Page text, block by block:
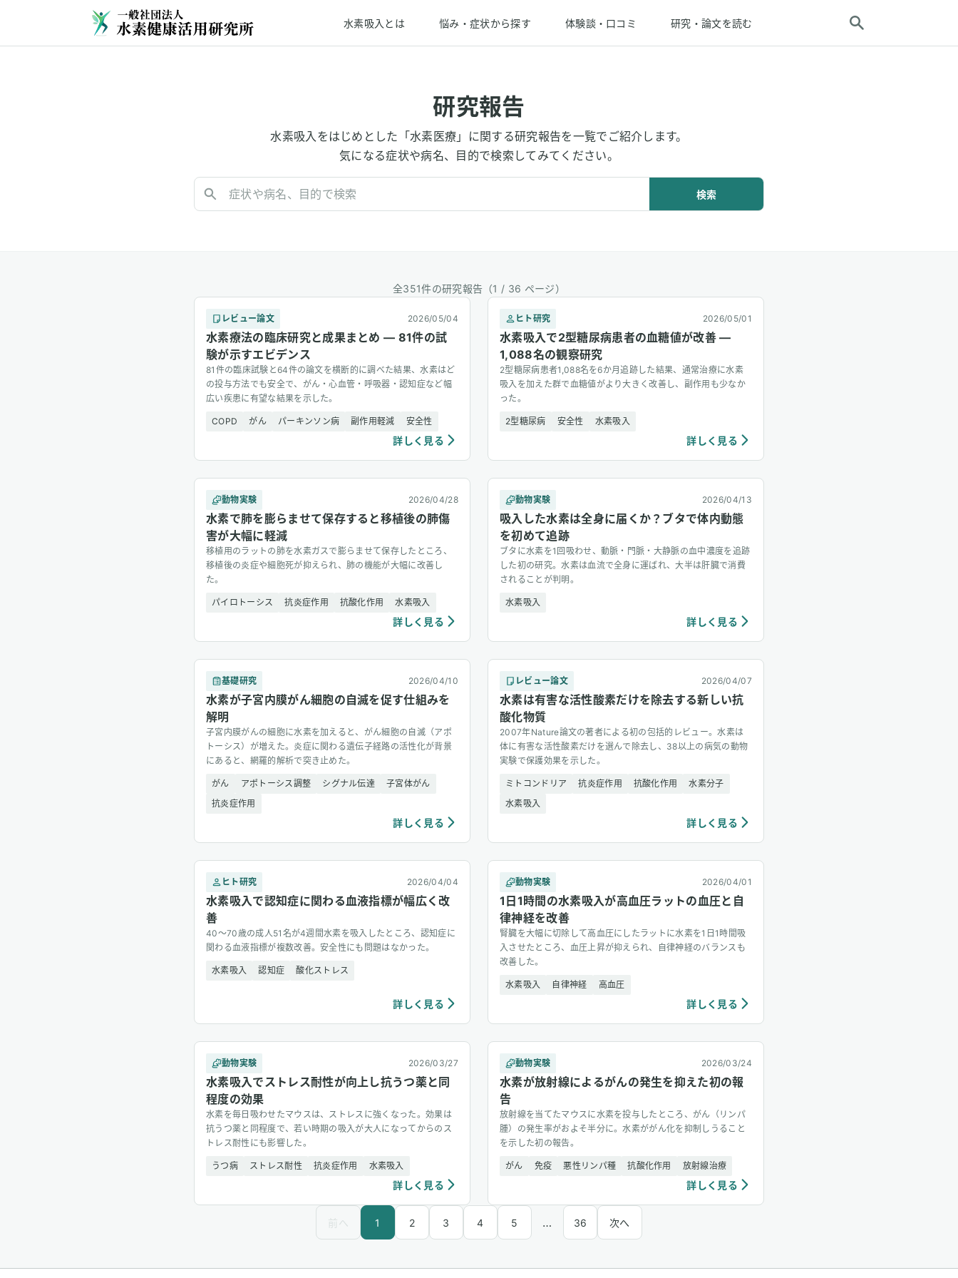
水素吸入とは 悩み・症状から探す 体験談・口コミ 研究・論文を読む
研究報告
水素吸入をはじめとした「水素医療」に関する研究報告を一覧でご紹介します。
気になる症状や病名、目的で検索してみてください。
検索
全351件の研究報告 （1 / 36 ページ）
レビュー論文 2026/05/04
水素療法の臨床研究と成果まとめ — 81件の試
験が示すエビデンス
81件の臨床試験と64件の論文を横断的に調べた結果、水素はど
の投与方法でも安全で、がん・心血管・呼吸器・認知症など幅
広い疾患に有望な結果を示した。
COPD がん パーキンソン病 副作用軽減 安全性
詳しく見る
ヒト研究 2026/05/01
水素吸入で2型糖尿病患者の血糖値が改善 —
1,088名の観察研究
2型糖尿病患者1,088名を6か月追跡した結果、通常治療に水素
吸入を加えた群で血糖値がより大きく改善し、副作用も少なか
った。
2型糖尿病 安全性 水素吸入
詳しく見る
動物実験 2026/04/28
水素で肺を膨らませて保存すると移植後の肺傷
害が大幅に軽減
移植用のラットの肺を水素ガスで膨らませて保存したところ、
移植後の炎症や細胞死が抑えられ、肺の機能が大幅に改善し
た。
パイロトーシス 抗炎症作用 抗酸化作用 水素吸入
詳しく見る
動物実験 2026/04/13
吸入した水素は全身に届くか？ブタで体内動態
を初めて追跡
ブタに水素を1回吸わせ、動脈・門脈・大静脈の血中濃度を追跡
した初の研究。水素は血流で全身に運ばれ、大半は肝臓で消費
されることが判明。
水素吸入
詳しく見る
基礎研究 2026/04/10
水素が子宮内膜がん細胞の自滅を促す仕組みを
解明
子宮内膜がんの細胞に水素を加えると、がん細胞の自滅（アポ
トーシス）が増えた。炎症に関わる遺伝子経路の活性化が背景
にあると、網羅的解析で突き止めた。
がん アポトーシス調整 シグナル伝達
子宮体がん
抗炎症作用
詳しく見る
レビュー論文 2026/04/07
水素は有害な活性酸素だけを除去する新しい抗
酸化物質
2007年Nature論文の著者による初の包括的レビュー。水素は
体に有害な活性酸素だけを選んで除去し、38以上の病気の動物
実験で保護効果を示した。
ミトコンドリア 抗炎症作用 抗酸化作用
水素分子
水素吸入
詳しく見る
ヒト研究 2026/04/04
水素吸入で認知症に関わる血液指標が幅広く改
善
40〜70歳の成人51名が4週間水素を吸入したところ、認知症に
関わる血液指標が複数改善。安全性にも問題はなかった。
水素吸入 認知症 酸化ストレス
詳しく見る
動物実験 2026/04/01
1日1時間の水素吸入が高血圧ラットの血圧と自
律神経を改善
腎臓を大幅に切除して高血圧にしたラットに水素を1日1時間吸
入させたところ、血圧上昇が抑えられ、自律神経のバランスも
改善した。
水素吸入 自律神経 高血圧
詳しく見る
動物実験 2026/03/27
水素吸入でストレス耐性が向上し抗うつ薬と同
程度の効果
水素を毎日吸わせたマウスは、ストレスに強くなった。効果は
抗うつ薬と同程度で、若い時期の吸入が大人になってからのス
トレス耐性にも影響した。
うつ病 ストレス耐性 抗炎症作用 水素吸入
詳しく見る
動物実験 2026/03/24
水素が放射線によるがんの発生を抑えた初の報
告
放射線を当てたマウスに水素を投与したところ、がん（リンパ
腫）の発生率がおよそ半分に。水素ががん化を抑制しうること
を示した初の報告。
がん 免疫 悪性リンパ種 抗酸化作用 放射線治療
詳しく見る
前へ 1 2 3 4 5 … 36 次へ